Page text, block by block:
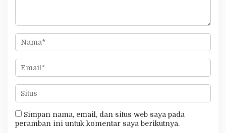
Simpan nama, email, dan situs web saya pada
peramban ini untuk komentar saya berikutnya.